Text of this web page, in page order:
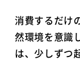
消費するだけ
然環境を意識
は、少しずつ